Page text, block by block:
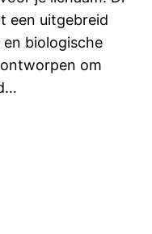
een uitgebreid
biologische
om